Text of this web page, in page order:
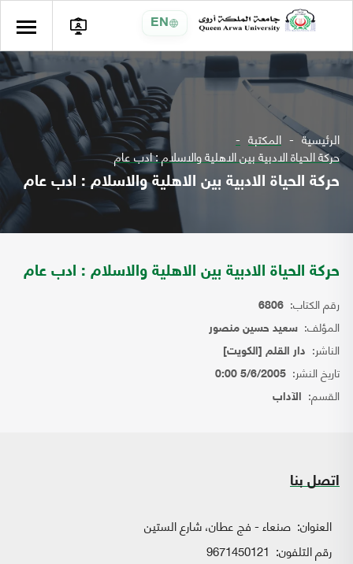
EN
الرئيسية المكتبة
حركة الحياة الادبية بين الاهلية والاسلام : ادب عام
حركة الحياة الادبية بين الاهلية والاسلام : ادب عام
حركة الحياة الادبية بين الاهلية والاسلام : ادب عام
رقم الكتاب: 6806
المؤلف: سعيد حسين منصور
الناشر: دار القلم [الكويت]
تاريخ النشر: 5/6/2005 0:00
القسم: الآداب
اتصل بنا
العنوان: صنعاء - فج عطان، شارع الستين
رقم التلفون: 9671450121